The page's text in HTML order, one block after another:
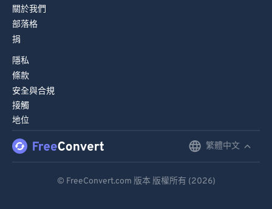
關於我們
部落格
捐
隱私
條款
安全與合規
接觸
地位
繁體中文
© FreeConvert.com 版本 版權所有 (2026)